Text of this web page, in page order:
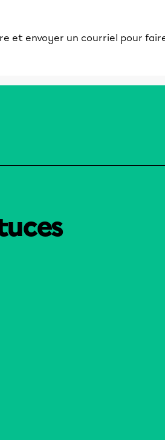
et envoyer un courriel pour